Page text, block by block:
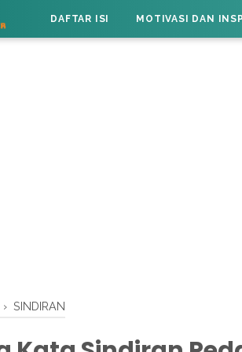
DAFTAR ISI MOTIVASI DAN
› SINDIRAN